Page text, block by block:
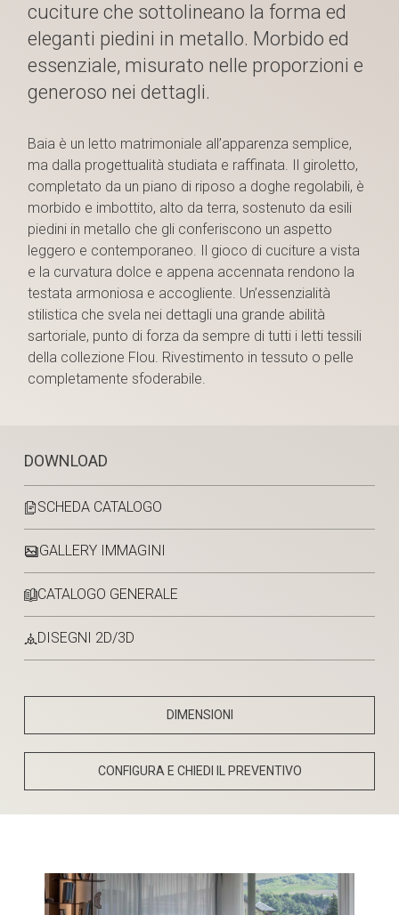
DOWNLOAD
SCHEDA CATALOGO
GALLERY IMMAGINI
CATALOGO GENERALE
DISEGNI 2D/3D
DIMENSIONI
CONFIGURA E CHIEDI IL PREVENTIVO
cuciture che sottolineano la forma ed
eleganti piedini in metallo. Morbido ed
essenziale, misurato nelle proporzioni e
generoso nei dettagli.
Baia è un letto matrimoniale all’apparenza semplice,
ma dalla progettualità studiata e raffinata. Il giroletto,
completato da un piano di riposo a doghe regolabili, è
morbido e imbottito, alto da terra, sostenuto da esili
piedini in metallo che gli conferiscono un aspetto
leggero e contemporaneo. Il gioco di cuciture a vista
e la curvatura dolce e appena accennata rendono la
testata armoniosa e accogliente. Un’essenzialità
stilistica che svela nei dettagli una grande abilità
sartoriale, punto di forza da sempre di tutti i letti tessili
della collezione Flou. Rivestimento in tessuto o pelle
completamente sfoderabile.